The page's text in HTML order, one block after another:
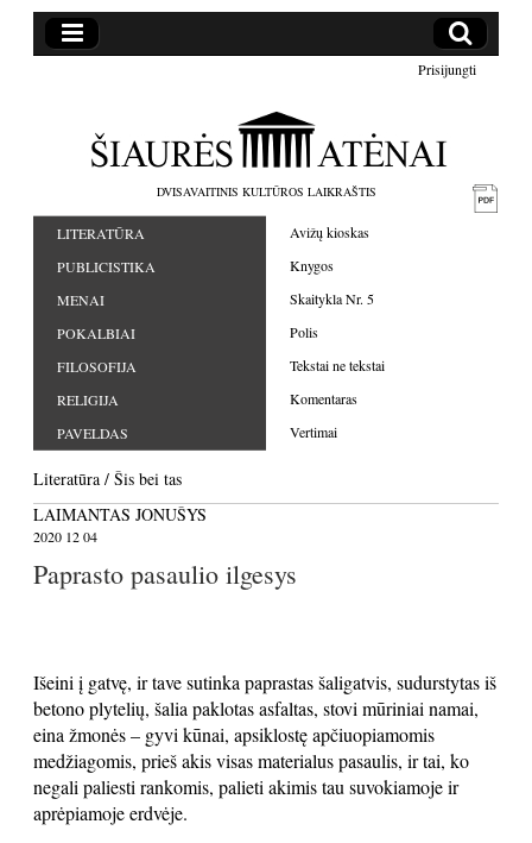
Prisijungti
DVISAVAITINIS KULTŪROS LAIKRAŠTIS
LITERATŪRA
PUBLICISTIKA
MENAI
POKALBIAI
FILOSOFIJA
RELIGIJA
PAVELDAS
Avižų kioskas
Knygos
Skaitykla Nr. 5
Polis
Tekstai ne tekstai
Komentaras
Vertimai
Literatūra / Šis bei tas
LAIMANTAS JONUŠYS
2020 12 04
Paprasto pasaulio ilgesys
Išeini į gatvę, ir tave sutinka paprastas šaligatvis, sudurstytas iš
betono plytelių, šalia paklotas asfaltas, stovi mūriniai namai,
eina žmonės – gyvi kūnai, apsiklostę apčiuopiamomis
medžiagomis, prieš akis visas materialus pasaulis, ir tai, ko
negali paliesti rankomis, palieti akimis tau suvokiamoje ir
aprėpiamoje erdvėje.